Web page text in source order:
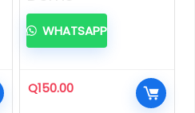
Q150.00
WHATSAPP